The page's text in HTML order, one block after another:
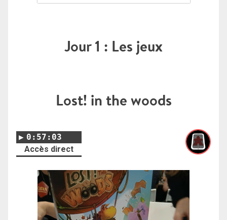
Jour 1 : Les jeux
Lost! in the woods
0:57:03
Accès direct